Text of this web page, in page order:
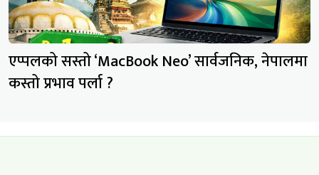
एप्पलको सस्तो ‘MacBook Neo’ सार्वजनिक, नेपालमा
कस्तो प्रभाव पर्ला ?